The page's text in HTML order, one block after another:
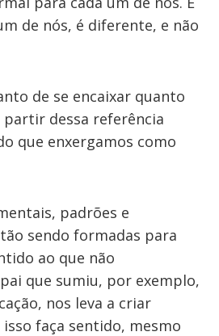
de nós, é diferente, e não
de se encaixar quanto
dessa referência
que enxergamos como
padrões e
sendo formadas para
ao que não
que sumiu, por exemplo,
nos leva a criar
faça sentido, mesmo